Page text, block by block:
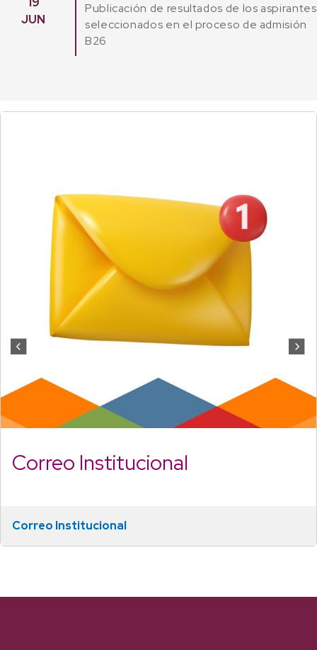
JUN
Publicación de resultados de los aspirantes
seleccionados en el proceso de admisión
B26
Correo Institucional
Correo Institucional